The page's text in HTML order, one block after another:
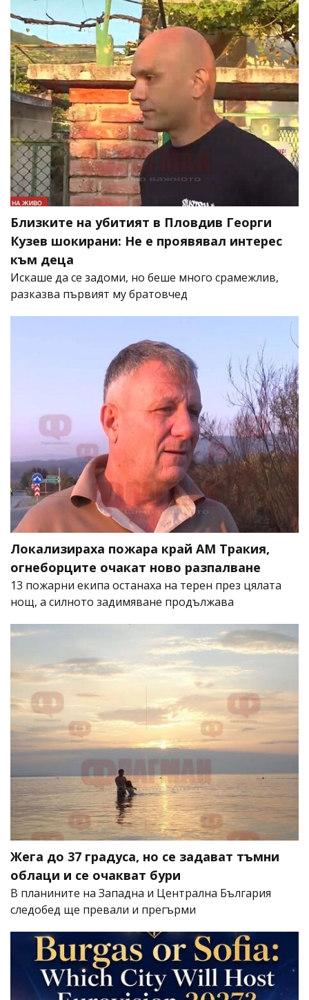
Близките на убитият в Пловдив Георги
Кузев шокирани: Не е проявявал интерес
към деца
Искаше да се задоми, но беше много срамежлив,
разказва първият му братовчед
Локализираха пожара край АМ Тракия,
огнеборците очакат ново разпалване
13 пожарни екипа останаха на терен през цялата
нощ, а силното задимяване продължава
Жега до 37 градуса, но се задават тъмни
облаци и се очакват бури
В планините на Западна и Централна България
следобед ще превали и прегърми